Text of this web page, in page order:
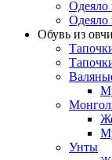
Одеяло
Одеяло
Обувь из
Унты